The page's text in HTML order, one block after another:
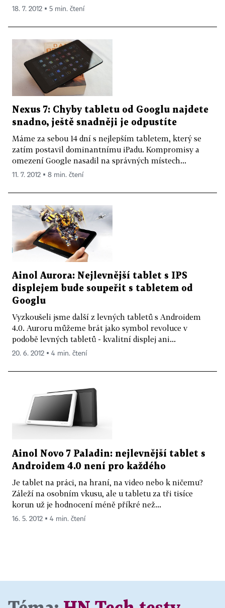
18. 7. 2012 ▪ 5 min. čtení
Nexus 7: Chyby tabletu od Googlu najdete
snadno, ještě snadněji je odpustíte
Máme za sebou 14 dní s nejlepším tabletem, který se
zatím postavil dominantnímu iPadu. Kompromisy a
omezení Google nasadil na správných místech...
11. 7. 2012 ▪ 8 min. čtení
Ainol Aurora: Nejlevnější tablet s IPS
displejem bude soupeřit s tabletem od
Googlu
Vyzkoušeli jsme další z levných tabletů s Androidem
4.0. Auroru můžeme brát jako symbol revoluce v
podobě levných tabletů - kvalitní displej ani...
20. 6. 2012 ▪ 4 min. čtení
Ainol Novo 7 Paladin: nejlevnější tablet s
Androidem 4.0 není pro každého
Je tablet na práci, na hraní, na video nebo k ničemu?
Záleží na osobním vkusu, ale u tabletu za tři tisíce
korun už je hodnocení méně příkré než...
16. 5. 2012 ▪ 4 min. čtení